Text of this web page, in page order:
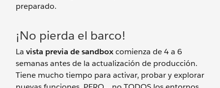
preparado.
¡No pierda el barco!
La vista previa de sandboxcomienza de 4 a 6
semanas antes de la actualización de producción.
Tiene mucho tiempo para activar, probar y explorar